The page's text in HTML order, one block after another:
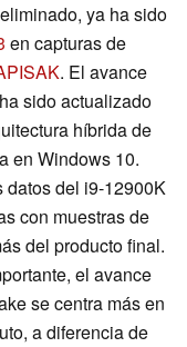
ya ha sido
en capturas de
. El avance
sido actualizado
híbrida de
en Windows 10.
datos del i9-12900K
con muestras de
del producto final.
el avance
se centra más en
a diferencia de